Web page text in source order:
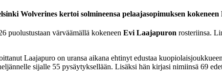
Wolverines kertoi solmineensa pelaajasopimuksen
puolustustaan värväämällä kokeneen Evi Laajapuron rosteriinsa.
Laajapuro on uransa aikana ehtinyt edustaa
sijalle 55 pysäytyksellään. Lisäksi hän kirjasi nimiinsä 69